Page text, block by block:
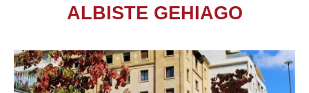
ALBISTE GEHIAGO